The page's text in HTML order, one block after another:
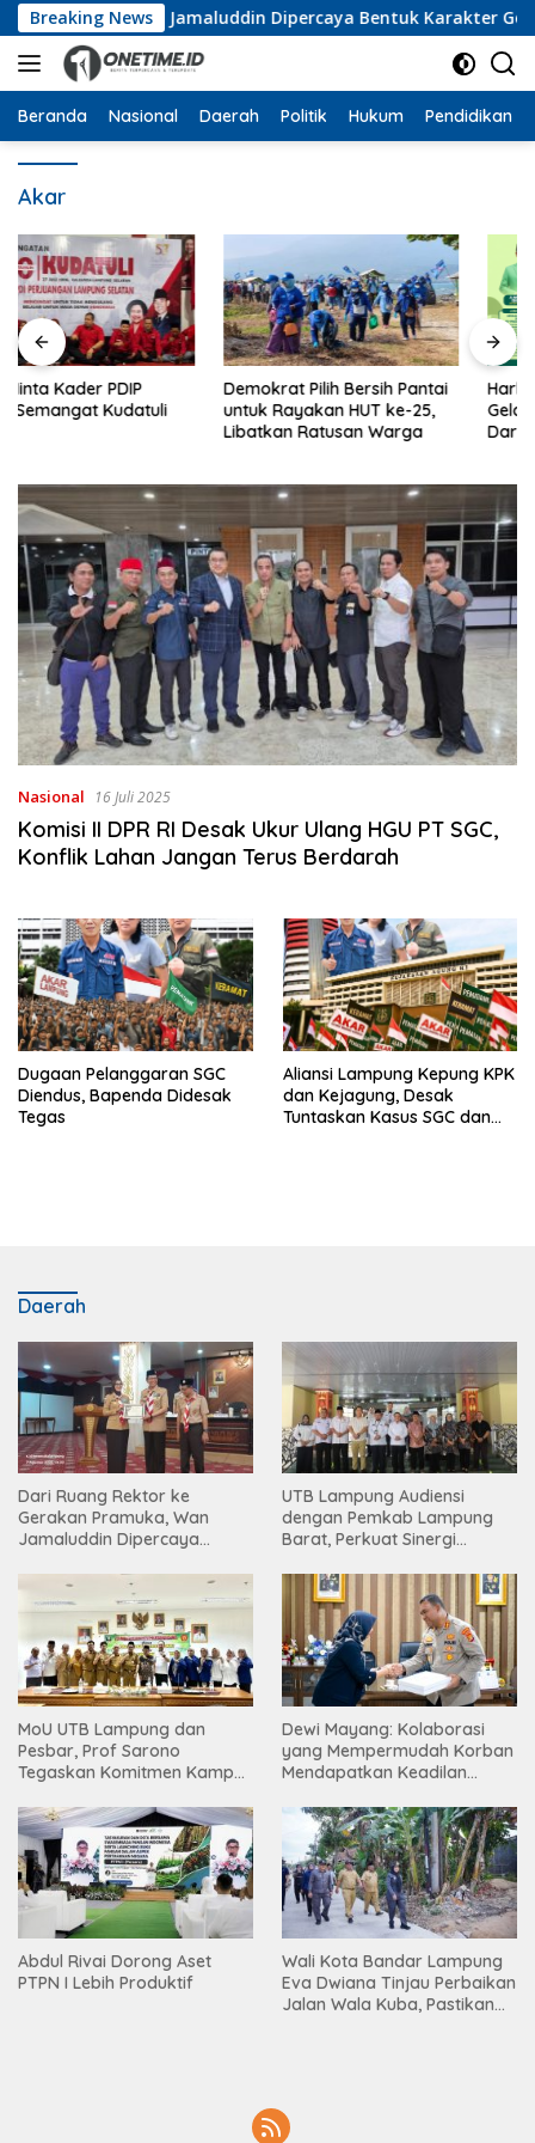
Langsung
ke
konten
Breaking NewsWan Jamaluddin Dipercaya Bentuk Karakter
Beranda Nasional Daerah Politik Hukum Pendidikan
Akar
Demokrat Pilih Bersih Pantai
untuk Rayakan HUT ke-25,
Harlah ke-28, PKB Lampung
Gelar Pasar Murah, Donor
Darah hingga Dialog
Nasional 16 Juli 2025
Komisi II DPR RI Desak Ukur Ulang HGU PT SGC,
Konflik Lahan Jangan Terus Berdarah
Dugaan Pelanggaran SGC
Diendus, Bapenda Didesak
Tegas
Aliansi Lampung Kepung KPK
dan Kejagung, Desak
Tuntaskan Kasus SGC dan
Daerah
Dari Ruang Rektor ke
Gerakan Pramuka, Wan
Jamaluddin Dipercaya
UTB Lampung Audiensi
dengan Pemkab Lampung
Barat, Perkuat Sinergi
Tinggi
MoU UTB Lampung dan
Pesbar, Prof Sarono
Tegaskan Komitmen Kampus
Masyarakat
Dewi Mayang: Kolaborasi
yang Mempermudah Korban
Mendapatkan Keadilan
Abdul Rivai Dorong Aset
PTPN I Lebih Produktif
Wali Kota Bandar Lampung
Eva Dwiana Tinjau Perbaikan
Jalan Wala Kuba, Pastikan